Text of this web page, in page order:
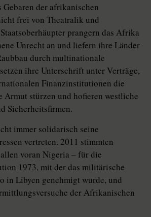
Gebaren der afrikanischen
frei von Theatralik und
prangern das Afrika
Unrecht an und liefern ihre Länder
durch multinationale
ihre Unterschrift unter Verträge,
Finanzinstitutionen die
Armut stürzen und hofieren westliche
Sicherheitsfirmen.
immer solidarisch seine
vertreten. 2011 stimmten
voran Nigeria – für die
1973, mit der das militärische
in Libyen genehmigt wurde, und
der Afrikanischen